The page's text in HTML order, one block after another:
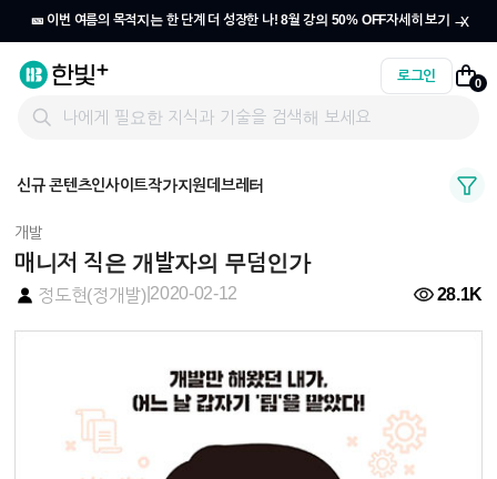
🎫 이번 여름의 목적지는 한 단계 더 성장한 나! 8월 강의 50% OFF자세히 보기 →x
로그인 0
신규 콘텐츠인사이트작가지원데브레터
개발
매니저 직은 개발자의 무덤인가
정도현(정개발)| 2020-02-12 28.1K